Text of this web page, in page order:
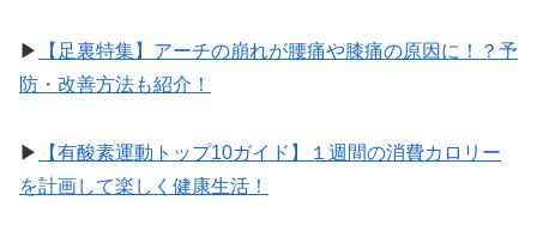
▶︎
【足裏特集】アーチの崩れが腰痛や膝痛の原因に！？予
防・改善方法も紹介！
▶︎
【有酸素運動トップ10ガイド】１週間の消費カロリー
を計画して楽しく健康生活！